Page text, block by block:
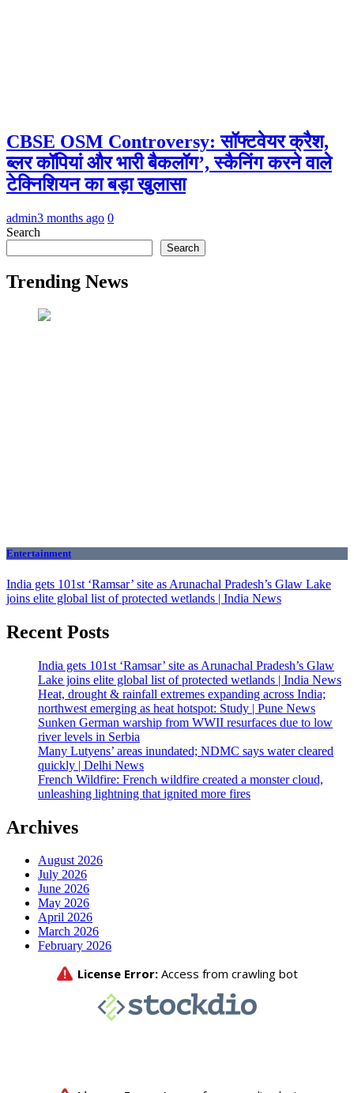
CBSE OSM Controversy: सॉफ्टवेयर क्रैश,
ब्लर कॉपियां और भारी बैकलॉग’, स्कैनिंग करने वाले
टेक्निशियन का बड़ा खुलासा
admin3 months ago 0
Search
Search
Trending News
Entertainment
India gets 101st ‘Ramsar’ site as Arunachal Pradesh’s Glaw Lake
joins elite global list of protected wetlands | India News
Recent Posts
India gets 101st ‘Ramsar’ site as Arunachal Pradesh’s Glaw
Lake joins elite global list of protected wetlands | India News
Heat, drought & rainfall extremes expanding across India;
northwest emerging as heat hotspot: Study | Pune News
Sunken German warship from WWII resurfaces due to low
river levels in Serbia
Many Lutyens’ areas inundated; NDMC says water cleared
quickly | Delhi News
French Wildfire: French wildfire created a monster cloud,
unleashing lightning that ignited more fires
Archives
August 2026
July 2026
June 2026
May 2026
April 2026
March 2026
February 2026